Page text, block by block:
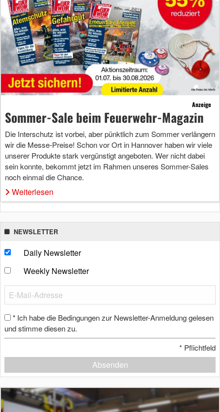
Anzeige
Sommer-Sale beim Feuerwehr-Magazin
Die Interschutz ist vorbei, aber pünktlich zum Sommer verlängern
wir die Messe-Preise! Schon vor Ort in Hannover haben wir viele
unserer Produkte stark vergünstigt angeboten. Wer nicht dabei
sein konnte, bekommt jetzt im Rahmen unseres Sommer-Sales
noch einmal die Chance.
Weiterlesen
NEWSLETTER
Daily Newsletter
Weekly Newsletter
* Ich habe die Bedingungen zur Newsletter-Anmeldung gelesen
und stimme diesen zu.
* Pflichtfeld
Absenden